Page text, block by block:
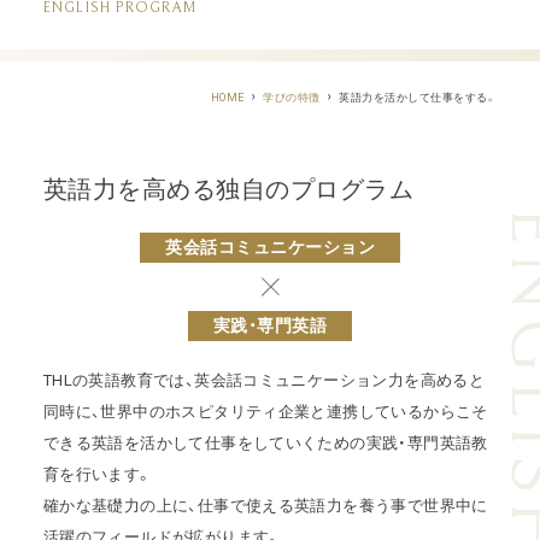
ENGLISH PROGRAM
HOME 学びの特徴 英語力を活かして仕事をする。
英語力を高める独自のプログラム
英会話コミュニケーション
実践・専門英語
THLの英語教育では、英会話コミュニケーション力を高めると
同時に、世界中のホスピタリティ企業と連携しているからこそ
できる英語を活かして仕事をしていくための実践・専門英語教
育を行います。
確かな基礎力の上に、仕事で使える英語力を養う事で世界中に